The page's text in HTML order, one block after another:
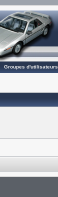
Groupes d'utilisateurs